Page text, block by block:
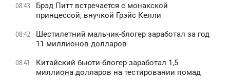
08:43
Брэд Питт встречается с монакской
принцессой, внучкой Грэйс Келли
08:42
Шестилетний мальчик-блогер заработал за год
11 миллионов долларов
08:41
Китайский бьюти-блогер заработал 1,5
миллиона долларов на тестировании помад